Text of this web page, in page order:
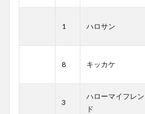
1 ハロサン
8 キッカケ
3
ハローマイフレン
ド